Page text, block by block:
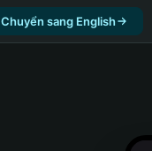
Chuyển sang English